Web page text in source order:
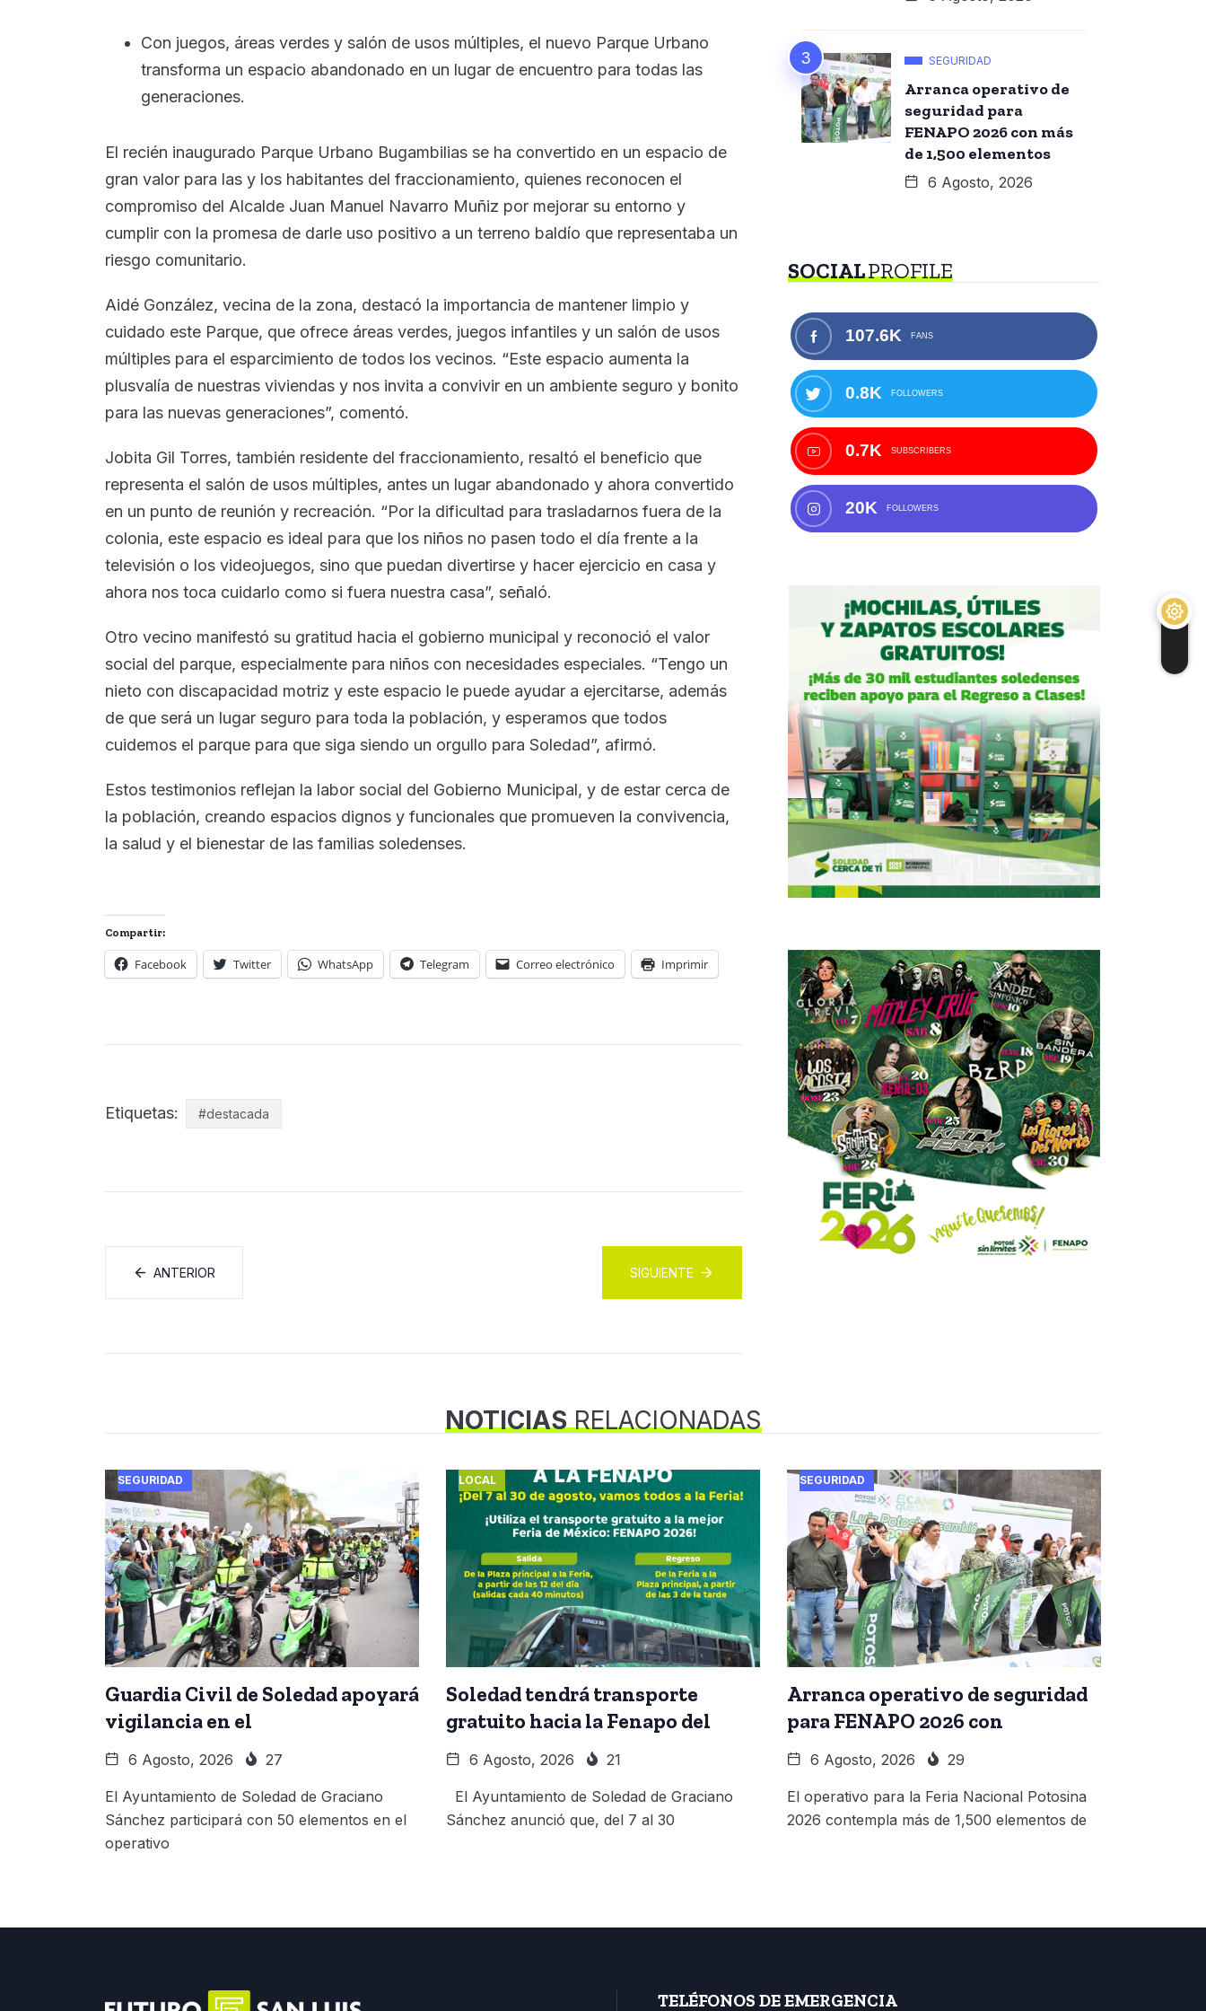
Con juegos, áreas verdes y salón de usos múltiples, el nuevo Parque Urbano
transforma un espacio abandonado en un lugar de encuentro para todas las
generaciones.
El recién inaugurado Parque Urbano Bugambilias se ha convertido en un espacio de
gran valor para las y los habitantes del fraccionamiento, quienes reconocen el
compromiso del Alcalde Juan Manuel Navarro Muñiz por mejorar su entorno y
cumplir con la promesa de darle uso positivo a un terreno baldío que representaba un
riesgo comunitario.
Aidé González, vecina de la zona, destacó la importancia de mantener limpio y
cuidado este Parque, que ofrece áreas verdes, juegos infantiles y un salón de usos
múltiples para el esparcimiento de todos los vecinos. “Este espacio aumenta la
plusvalía de nuestras viviendas y nos invita a convivir en un ambiente seguro y bonito
para las nuevas generaciones”, comentó.
Jobita Gil Torres, también residente del fraccionamiento, resaltó el beneficio que
representa el salón de usos múltiples, antes un lugar abandonado y ahora convertido
en un punto de reunión y recreación. “Por la dificultad para trasladarnos fuera de la
colonia, este espacio es ideal para que los niños no pasen todo el día frente a la
televisión o los videojuegos, sino que puedan divertirse y hacer ejercicio en casa y
ahora nos toca cuidarlo como si fuera nuestra casa”, señaló.
Otro vecino manifestó su gratitud hacia el gobierno municipal y reconoció el valor
social del parque, especialmente para niños con necesidades especiales. “Tengo un
nieto con discapacidad motriz y este espacio le puede ayudar a ejercitarse, además
de que será un lugar seguro para toda la población, y esperamos que todos
cuidemos el parque para que siga siendo un orgullo para Soledad”, afirmó.
Estos testimonios reflejan la labor social del Gobierno Municipal, y de estar cerca de
la población, creando espacios dignos y funcionales que promueven la convivencia,
la salud y el bienestar de las familias soledenses.
Compartir:
Facebook Twitter WhatsApp Telegram Correo electrónico Imprimir
Etiquetas: #destacada
ANTERIOR SIGUIENTE
SEGURIDAD
Arranca operativo de
seguridad para
FENAPO 2026 con más
de 1,500 elementos
6 Agosto, 2026
SOCIALPROFILE
107.6K FANS
0.8K FOLLOWERS
0.7K SUBSCRIBERS
20K FOLLOWERS
NOTICIASRELACIONADAS
SEGURIDAD
Guardia Civil de Soledad apoyará
vigilancia en el
6 Agosto, 2026 27
El Ayuntamiento de Soledad de Graciano
Sánchez participará con 50 elementos en el
operativo
LOCAL
Soledad tendrá transporte
gratuito hacia la Fenapo del
6 Agosto, 2026 21
El Ayuntamiento de Soledad de Graciano
Sánchez anunció que, del 7 al 30
SEGURIDAD
Arranca operativo de seguridad
para FENAPO 2026 con
6 Agosto, 2026 29
El operativo para la Feria Nacional Potosina
2026 contempla más de 1,500 elementos de
TELÉFONOS DE EMERGENCIA